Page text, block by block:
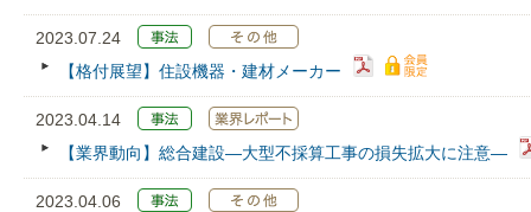
2023.07.24
【格付展望】住設機器・建材メーカー
2023.04.14
【業界動向】総合建設―大型不採算工事の損失拡大に注意―
2023.04.06